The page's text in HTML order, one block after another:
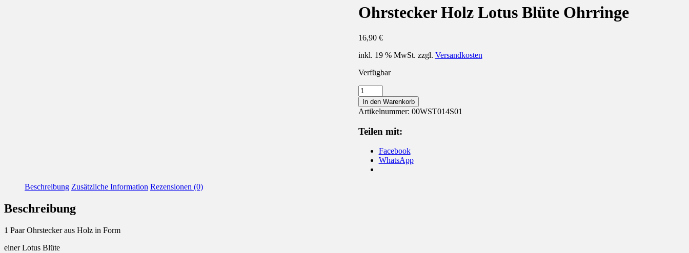
Ohrstecker Holz Lotus Blüte Ohrringe
16,90 €
inkl. 19 % MwSt. zzgl. Versandkosten
Verfügbar
Ohrstecker
Holz
Lotus
Blüte
Ohrringe
Menge
In den Warenkorb
Artikelnummer: 00WST014S01
Teilen mit:
Facebook
WhatsApp
Beschreibung Zusätzliche Information Rezensionen (0)
Beschreibung
1 Paar Ohrstecker aus Holz in Form
einer Lotus Blüte